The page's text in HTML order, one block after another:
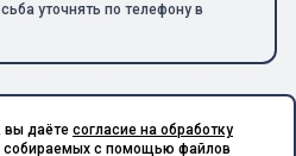
уточнять по телефону в
1». Все права защищены.
вы даёте согласие на обработку
собираемых с помощью файлов